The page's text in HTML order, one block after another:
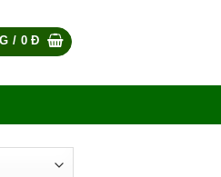
/ 0Đ